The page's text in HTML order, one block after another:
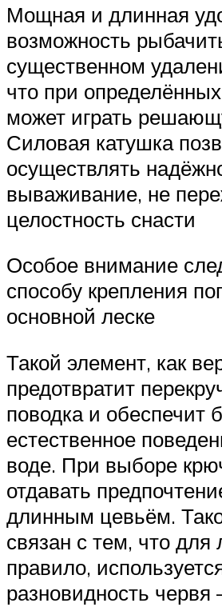
Мощная и длинная
возможность
существенном
что при
может играть
Силовая катушка
осуществлять
вываживание, не
целостность снасти
Особое внимание
способу крепления
основной леске
Такой элемент, как
предотвратит
поводка и обеспечит
естественное
воде. При выборе
отдавать
длинным цевьём.
связан с тем, что для
правило,
разновидность червя